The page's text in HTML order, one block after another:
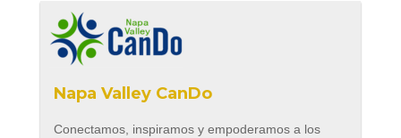
Napa Valley CanDo
Conectamos, inspiramos y empoderamos a los